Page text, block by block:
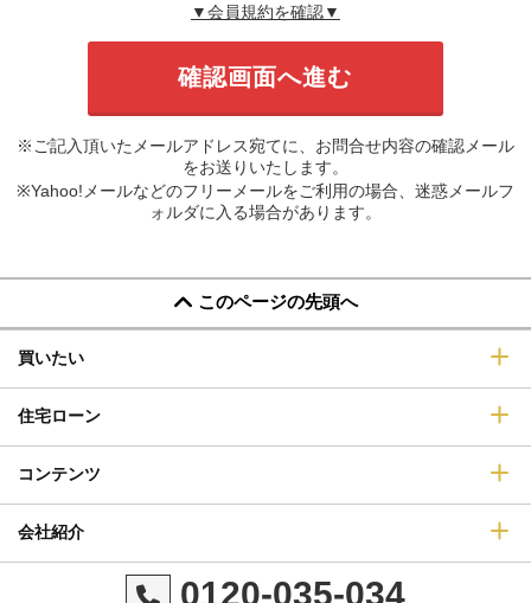
▼会員規約を確認▼
※ご記入頂いたメールアドレス宛てに、お問合せ内容の確認メール
をお送りいたします。
※Yahoo!メールなどのフリーメールをご利用の場合、迷惑メールフ
ォルダに入る場合があります。
このページの先頭へ
買いたい
住宅ローン
コンテンツ
会社紹介
0120-035-034